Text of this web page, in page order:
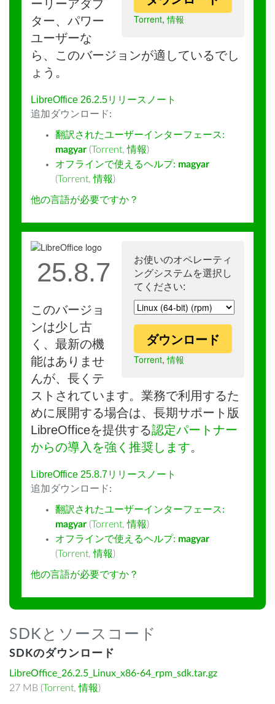
Torrent,情報
ーリーアダプ
ター、パワー
ユーザーな
ら、このバージョンが適しているでし
ょう。
LibreOffice 26.2.5リリースノート
追加ダウンロード:
翻訳されたユーザーインターフェース:
magyar (Torrent,情報)
オフラインで使えるヘルプ: magyar
(Torrent,情報)
他の言語が必要ですか？
お使いのオペレーティ
ングシステムを選択し
てください:
ダウンロード
Torrent,情報
25.8.7
このバージョ
ンは少し古
く、最新の機
能はありませ
んが、長くテ
ストされています。業務で利用するた
めに展開する場合は、長期サポート版
LibreOfficeを提供する認定パートナー
からの導入を強く推奨します。
LibreOffice 25.8.7リリースノート
追加ダウンロード:
翻訳されたユーザーインターフェース:
magyar (Torrent,情報)
オフラインで使えるヘルプ: magyar
(Torrent,情報)
他の言語が必要ですか？
SDKとソースコード
SDKのダウンロード
LibreOffice_26.2.5_Linux_x86-64_rpm_sdk.tar.gz
27 MB (Torrent,情報)